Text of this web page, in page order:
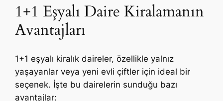
1+1 Eşyalı Daire Kiralamanın
Avantajları
1+1 eşyalı kiralık daireler, özellikle yalnız
yaşayanlar veya yeni evli çiftler için ideal bir
seçenek. İşte bu dairelerin sunduğu bazı
avantajlar: